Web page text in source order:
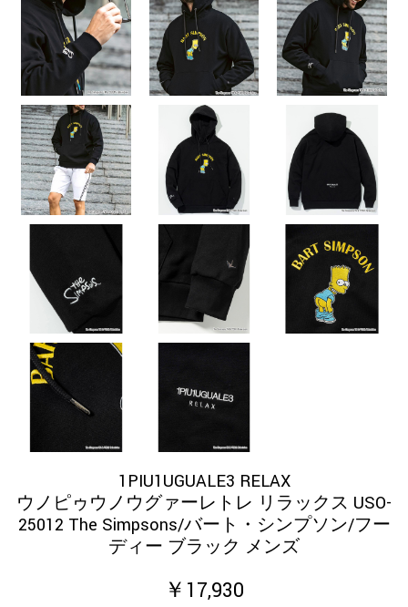
1PIU1UGUALE3 RELAX
ウノピゥウノウグァーレトレ リラックス USO-
25012 The Simpsons/バート・シンプソン/フー
ディー ブラック メンズ
￥17,930